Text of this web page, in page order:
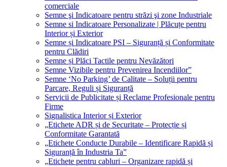
comerciale
Semne şi Indicatoare pentru străzi şi zone Industriale
Semne si Indicatoare Personalizate | Plăcuțe pentru
Interior și Exterior
Semne și Indicatoare PSI – Siguranță și Conformitate
pentru Clădiri
Semne și Plăci Tactile pentru Nevăzători
Semne Vizibile pentru Prevenirea Incendiilor”
Semne ‘No Parking’ de Calitate – Soluții pentru
Parcare, Reguli și Siguranță
Servicii de Publicitate și Reclame Profesionale pentru
Firme
Signalistica Interior și Exterior
„Etichete ADR și de Securitate – Protecție și
Conformitate Garantată
„Etichete Conducte Durabile – Identificare Rapidă și
Siguranță în Industria Ta”
„Etichete pentru cabluri – Organizare rapidă și